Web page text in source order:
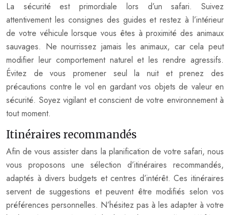
La sécurité est primordiale lors d’un safari. Suivez
attentivement les consignes des guides et restez à l’intérieur
de votre véhicule lorsque vous êtes à proximité des animaux
sauvages. Ne nourrissez jamais les animaux, car cela peut
modifier leur comportement naturel et les rendre agressifs.
Évitez de vous promener seul la nuit et prenez des
précautions contre le vol en gardant vos objets de valeur en
sécurité. Soyez vigilant et conscient de votre environnement à
tout moment.
Itinéraires recommandés
Afin de vous assister dans la planification de votre safari, nous
vous proposons une sélection d’itinéraires recommandés,
adaptés à divers budgets et centres d’intérêt. Ces itinéraires
servent de suggestions et peuvent être modifiés selon vos
préférences personnelles. N’hésitez pas à les adapter à votre